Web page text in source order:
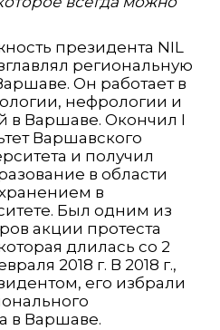
президента NIL
региональную
Он работает в
нефрологии и
в Варшаве. Окончил I
Варшавского
и получил
в области
в
Был одним из
акции протеста
длилась со 2
2018 г. В 2018 г.,
его избрали
в Варшаве.